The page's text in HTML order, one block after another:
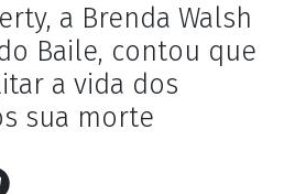
a Brenda Walsh
Baile, contou que
a vida dos
sua morte